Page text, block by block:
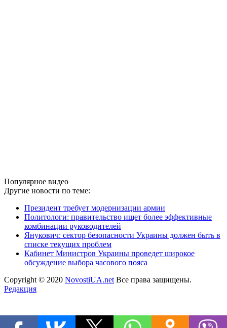
Популярное видео
Другие новости по теме:
Президент требует модернизации армии
Политологи: правительство ищет более эффективные
комбинации руководителей
Янукович: сектор безопасности Украины должен быть в
списке текущих проблем
Кабинет Министров Украины проведет широкое
обсуждение выбора часового пояса
Copyright © 2020 NovostiUA.net Все права защищены.
Редакция